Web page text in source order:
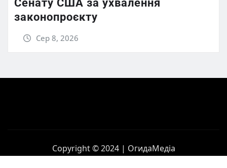
Сенату США за ухвалення
законопроєкту
Сер 8, 2026
Copyright © 2024 | ОгидаМедіа